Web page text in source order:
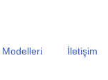
Modelleri İletişim